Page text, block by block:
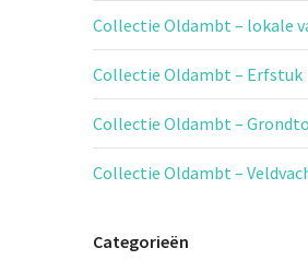
Collectie Oldambt – lokale
Collectie Oldambt – Erfstuk
Collectie Oldambt –
Collectie Oldambt –
Categorieën